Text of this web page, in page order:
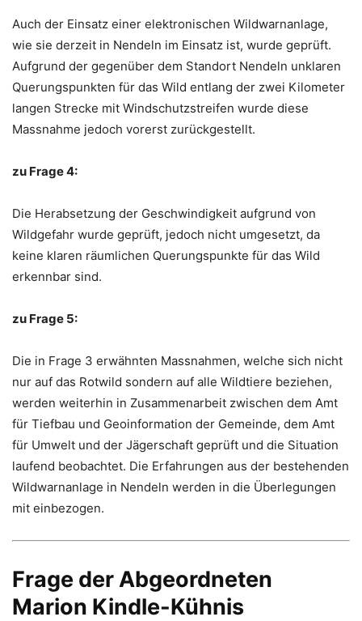
Auch der Einsatz einer elektronischen Wildwarnanlage,
wie sie derzeit in Nendeln im Einsatz ist, wurde geprüft.
Aufgrund der gegenüber dem Standort Nendeln unklaren
Querungspunkten für das Wild entlang der zwei Kilometer
langen Strecke mit Windschutzstreifen wurde diese
Massnahme jedoch vorerst zurückgestellt.
zu Frage 4:
Die Herabsetzung der Geschwindigkeit aufgrund von
Wildgefahr wurde geprüft, jedoch nicht umgesetzt, da
keine klaren räumlichen Querungspunkte für das Wild
erkennbar sind.
zu Frage 5:
Die in Frage 3 erwähnten Massnahmen, welche sich nicht
nur auf das Rotwild sondern auf alle Wildtiere beziehen,
werden weiterhin in Zusammenarbeit zwischen dem Amt
für Tiefbau und Geoinformation der Gemeinde, dem Amt
für Umwelt und der Jägerschaft geprüft und die Situation
laufend beobachtet. Die Erfahrungen aus der bestehenden
Wildwarnanlage in Nendeln werden in die Überlegungen
mit einbezogen.
Frage der Abgeordneten
Marion Kindle-Kühnis